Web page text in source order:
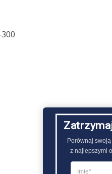
Porównaj
z najlepszymi